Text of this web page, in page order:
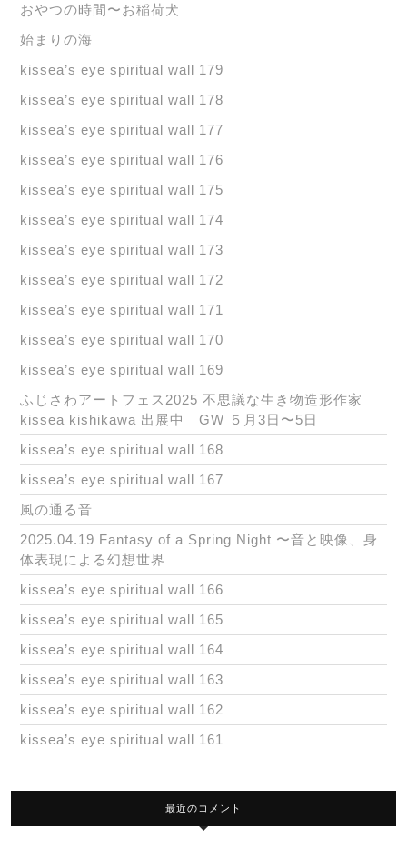
おやつの時間〜お稲荷犬
始まりの海
kissea’s eye spiritual wall 179
kissea’s eye spiritual wall 178
kissea’s eye spiritual wall 177
kissea’s eye spiritual wall 176
kissea’s eye spiritual wall 175
kissea’s eye spiritual wall 174
kissea’s eye spiritual wall 173
kissea’s eye spiritual wall 172
kissea’s eye spiritual wall 171
kissea’s eye spiritual wall 170
kissea’s eye spiritual wall 169
ふじさわアートフェス2025 不思議な生き物造形作家
kissea kishikawa 出展中 GW ５月3日〜5日
kissea’s eye spiritual wall 168
kissea’s eye spiritual wall 167
風の通る音
2025.04.19 Fantasy of a Spring Night 〜音と映像、身
体表現による幻想世界
kissea’s eye spiritual wall 166
kissea’s eye spiritual wall 165
kissea’s eye spiritual wall 164
kissea’s eye spiritual wall 163
kissea’s eye spiritual wall 162
kissea’s eye spiritual wall 161
最近のコメント